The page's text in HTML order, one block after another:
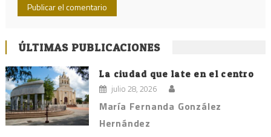
ÚLTIMAS PUBLICACIONES
La ciudad que late en el centro
julio 28, 2026
María Fernanda González
Hernández